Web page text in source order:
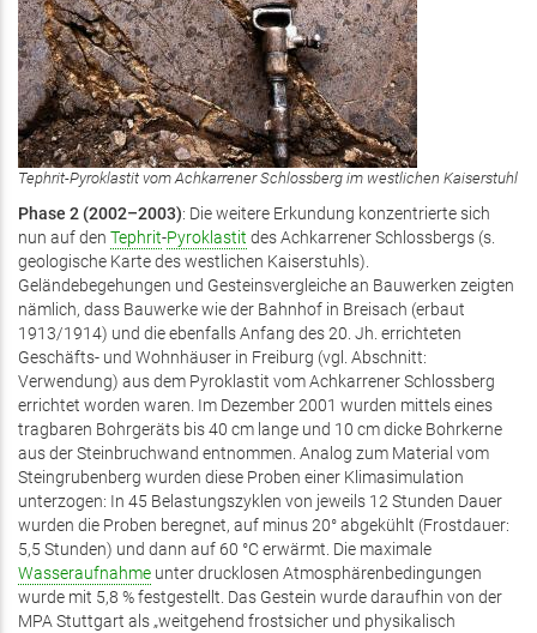
Tephrit-Pyroklastit vom Achkarrener Schlossberg im westlichen Kaiserstuhl
Phase 2 (2002–2003): Die weitere Erkundung konzentrierte sich
nun auf den Tephrit-Pyroklastit des Achkarrener Schlossbergs (s.
geologische Karte des westlichen Kaiserstuhls).
Geländebegehungen und Gesteinsvergleiche an Bauwerken zeigten
nämlich, dass Bauwerke wie der Bahnhof in Breisach (erbaut
1913/1914) und die ebenfalls Anfang des 20. Jh. errichteten
Geschäfts- und Wohnhäuser in Freiburg (vgl. Abschnitt:
Verwendung) aus dem Pyroklastit vom Achkarrener Schlossberg
errichtet worden waren. Im Dezember 2001 wurden mittels eines
tragbaren Bohrgeräts bis 40 cm lange und 10 cm dicke Bohrkerne
aus der Steinbruchwand entnommen. Analog zum Material vom
Steingrubenberg wurden diese Proben einer Klimasimulation
unterzogen: In 45 Belastungszyklen von jeweils 12 Stunden Dauer
wurden die Proben beregnet, auf minus 20° abgekühlt (Frostdauer:
5,5 Stunden) und dann auf 60 °C erwärmt. Die maximale
Wasseraufnahme unter drucklosen Atmosphärenbedingungen
wurde mit 5,8 % festgestellt. Das Gestein wurde daraufhin von der
MPA Stuttgart als „weitgehend frostsicher und physikalisch